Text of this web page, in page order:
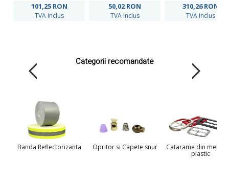
101,25 RON
TVA Inclus
50,02RON
TVA Inclus
310,26RON
TVA Inclus
Categorii recomandate
Banda Reflectorizanta Opritor si Capete snur Catarame din metal
plastic